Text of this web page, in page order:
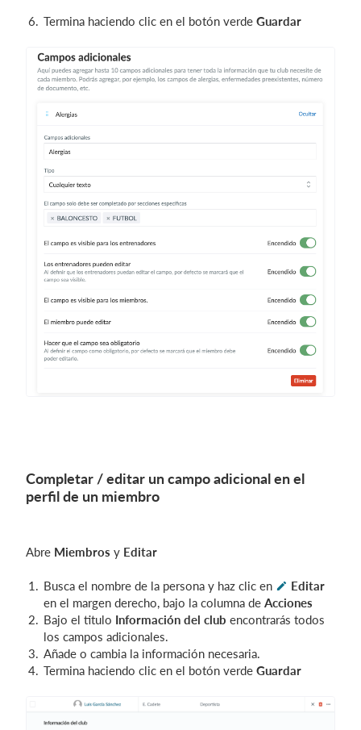
Termina haciendo clic en el botón verde Guardar
Completar / editar un campo adicional en el
perfil de un miembro
Abre Miembros y Editar
Busca el nombre de la persona y haz clic en
Editar
en el margen derecho, bajo la columna de Acciones
Bajo el titulo Información del club encontrarás todos
los campos adicionales.
Añade o cambia la información necesaria.
Termina haciendo clic en el botón verde Guardar